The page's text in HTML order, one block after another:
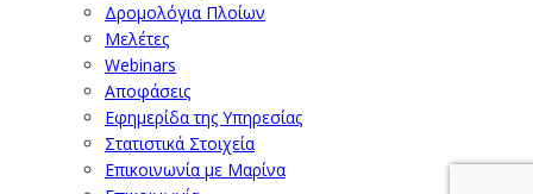
Δρομολόγια Πλοίων
Μελέτες
Webinars
Αποφάσεις
Εφημερίδα της Υπηρεσίας
Στατιστικά Στοιχεία
Επικοινωνία με Μαρίνα